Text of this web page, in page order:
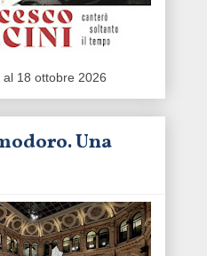
al 18 ottobre 2026
Una